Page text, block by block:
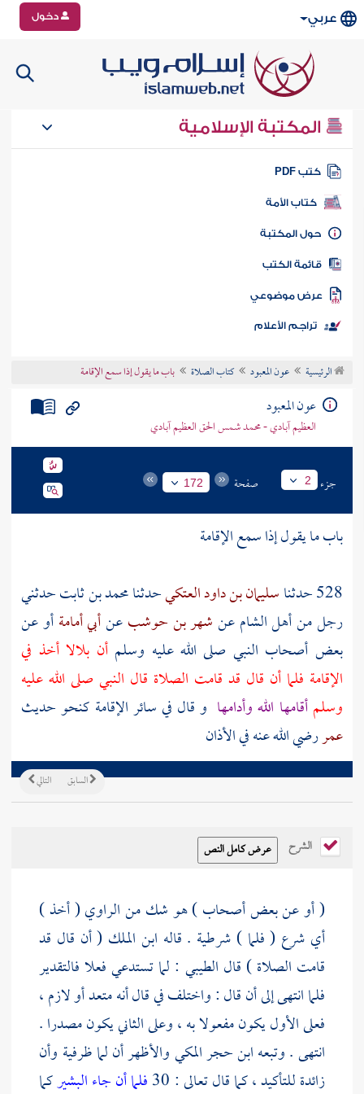
عربي دخول
المكتبة الإسلامية
كتب PDF
كتاب الأمة
المكتبة
الكتب
موضوعي
تراجم الأعلام
الرئيسية عون المعبود كتاب الصلاة باب ما يقول إذا سمع الإقامة
عون المعبود
العظيم آبادي - محمد شمس الحق العظيم آبادي
جزء 2 صفحة 172
باب ما يقول إذا سمع الإقامة
528 حدثنا
سليمان بن داود العتكيحدثنامحمد بن ثابتحدثني
رجلمن أهلالشامعنشهر بن حوشبعنأبي أمامةأو عن
بعض أصحاب النبي صلى الله عليه وسلمأن بلالاأخذ في
الإقامة فلما أن قال قد قامت الصلاة قال النبي صلى الله عليه
وسلمأقامها الله وأدامها و قال في سائر الإقامة كنحو حديث
عمررضي الله عنه في الأذان
التالي السابق
الشرح
( أو عن بعض أصحاب ) هو شك من الراوي ( أخذ )
أي شرع ( فلما ) شرطية . قاله ابن الملك ( أن قال قد
قامت الصلاة ) قال الطيبي : لما تستدعي فعلا فالتقدير
فلما انتهى إلى أن قال : واختلف في قال أنه متعد أو لازم ،
فعلى الأول يكون مفعولا به ، وعلى الثاني يكون مصدرا .
انتهى . وتبعهابن حجر المكيوالأظهر أن لما ظرفية وأن
زائدة للتأكيد ، كما قال تعالى : 30
فلما أن جاء البشيركما